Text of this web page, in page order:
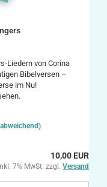
Liedern von Corina
Bibelversen –
im Nu!
10,00 EUR
7% MwSt. zzgl. Versand